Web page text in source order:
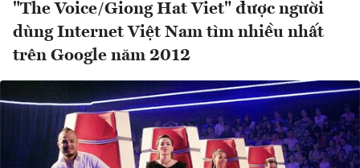
"The Voice/Giong Hat Viet" được người
dùng Internet Việt Nam tìm nhiều nhất
trên Google năm 2012